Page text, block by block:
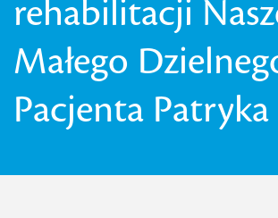
rehabilitacji
Małego
Pacjenta Patryka